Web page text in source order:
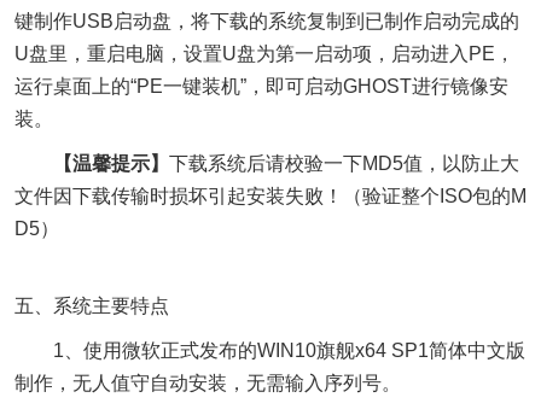
键制作USB启动盘，将下载的系统复制到已制作启动完成的
U盘里，重启电脑，设置U盘为第一启动项，启动进入PE，
运行桌面上的“PE一键装机”，即可启动GHOST进行镜像安
装。
【温馨提示】 下载系统后请校验一下MD5值，以防止大
文件因下载传输时损坏引起安装失败！（验证整个ISO包的M
D5）
五、系统主要特点
1、使用微软正式发布的WIN10旗舰x64 SP1简体中文版
制作，无人值守自动安装，无需输入序列号。